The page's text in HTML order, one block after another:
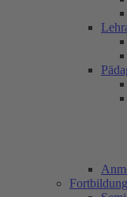
Fortbildung